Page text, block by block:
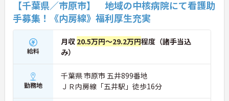
【千葉県／市原市】 地域の中核病院にて看護助
手募集！《内房線》福利厚生充実
給料
月収 20.5万円～29.2万円程度（諸手当込
み）
勤務地
千葉県 市原市 五井899番地
ＪＲ内房線「五井駅」徒歩16分